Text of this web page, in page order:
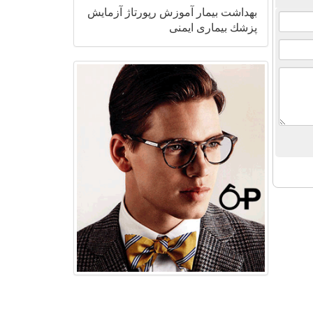
بهداشت بیمار آموزش رپورتاژ
آزمایش
پزشك بیماری ایمنی